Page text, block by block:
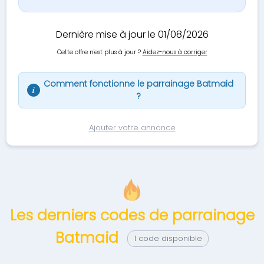
Dernière mise à jour le 01/08/2026
Cette offre n'est plus à jour ? Aidez-nous à corriger
i
Comment fonctionne le parrainage Batmaid
?
Ajouter votre annonce
Les derniers codes de parrainage
Batmaid
1 code disponible